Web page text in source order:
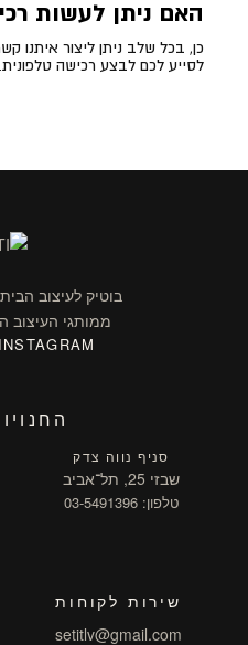
האם ניתן לעשות
לסייע לכם לבצע רכישה טלפונית.
בוטיק לעיצוב
ממותגי העיצוב
INSTAGRAM
סניף נווה צדק
שבזי 25, תל־אביב
טלפון: 03-5491396
שירות לקוחות
setitlv@gmail.com